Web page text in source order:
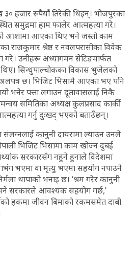
हजार रुपैयाँ तिरेकी थिइन्। भोजपुरका
समुद्रमा हाम फालेर आत्महत्या गरे।
आशामा आएका थिए भने जस्तो काम
राजकुमार श्रेष्ठ र नवलपरासीका विवेक
गरे। उनीहरू अध्यागमन सेटिङमार्फत
सिन्धुपाल्चोकका विकास भुजेलको
छ। भिजिट भिसामै आएका भए पनि
भनेर पत्ता लगाउन दूतावासलाई निकै
समितिका अध्यक्ष कुलप्रसाद कार्की
गर्नु दुःखद् भएको बताउँछन्।
संलग्नलाई कानुनी दायरामा ल्याउन उनले
भिजिट भिसामा काम खोज्न दुबई
सरकारसँग नहुने हुनाले विदेशमा
भएमा वा मृत्यु भएमा सहयोग नपाउने
थापाको भनाइ छ। ‘श्रम गरेर कानुनी
भने सरकारले आवश्यक सहयोग गर्छ,’
हकमा जीवन बिमाको रकमसमेत दाबी